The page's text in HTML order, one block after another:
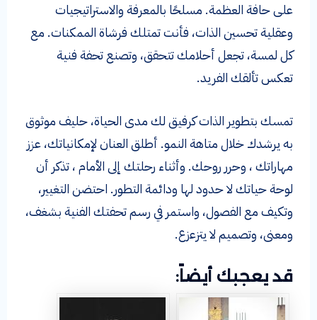
على حافة العظمة. مسلحًا بالمعرفة والاستراتيجيات
وعقلية تحسين الذات، فأنت تمتلك فرشاة الممكنات. مع
كل لمسة، تجعل أحلامك تتحقق، وتصنع تحفة فنية
تعكس تألقك الفريد.
تمسك بتطوير الذات كرفيق لك مدى الحياة، حليف موثوق
به يرشدك خلال متاهة النمو. أطلق العنان لإمكانياتك، عزز
مهاراتك ، وحرر روحك. وأثناء رحلتك إلى الأمام ، تذكر أن
لوحة حياتك لا حدود لها ودائمة التطور. احتضن التغيير،
وتكيف مع الفصول، واستمر في رسم تحفتك الفنية بشغف،
ومعنى، وتصميم لا يتزعزع.
قد يعجبك أيضاً: